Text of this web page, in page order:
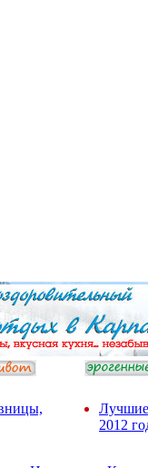
Лучшие
2012